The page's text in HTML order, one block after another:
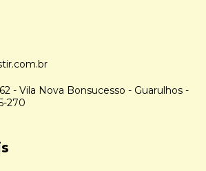
- Vila Nova Bonsucesso - Guarulhos -
270